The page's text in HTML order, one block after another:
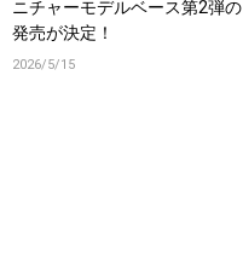
ニチャーモデルベース第2弾の
発売が決定！
2026/5/15